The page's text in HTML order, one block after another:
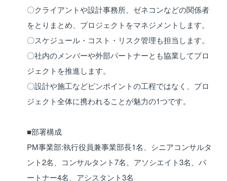
〇クライアントや設計事務所、ゼネコンなどの関係者
をとりまとめ、プロジェクトをマネジメントします。
〇スケジュール・コスト・リスク管理も担当します。
〇社内のメンバーや外部パートナーとも協業してプロ
ジェクトを推進します。
〇設計や施工などピンポイントの工程ではなく、プロ
ジェクト全体に携われることが魅力の1つです。
■部署構成
PM事業部:執行役員兼事業部長1名、シニアコンサルタ
ント2名、コンサルタント7名、アソシエイト3名、パ
ートナー4名、アシスタント3名